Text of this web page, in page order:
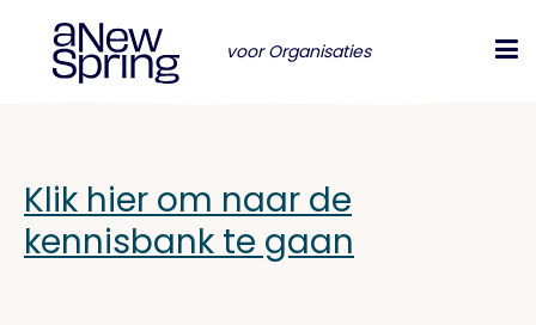
voor Organisaties
Klik hier om naar de
kennisbank te gaan